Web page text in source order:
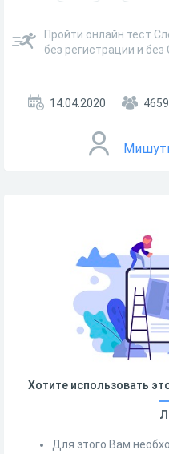
Пройти онлайн тест
без регистрации и
14.04.2020 4659
Хотите использовать
Для этого Вам